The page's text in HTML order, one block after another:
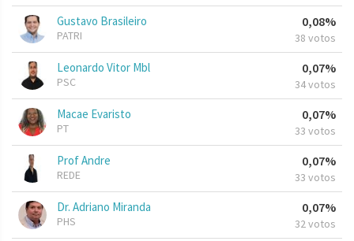
Gustavo Brasileiro
PATRI
0,08%
38 votos
Leonardo Vitor Mbl
PSC
0,07%
34 votos
Macae Evaristo
PT
0,07%
33 votos
Prof Andre
REDE
0,07%
33 votos
Dr. Adriano Miranda
PHS
0,07%
32 votos